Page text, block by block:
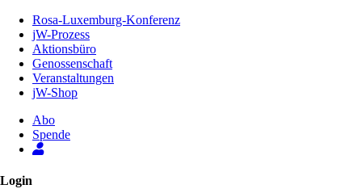
Inhalt
Seite
Rosa-Luxemburg-Konferenz
jW-Prozess
Aktionsbüro
Genossenschaft
Veranstaltungen
jW-Shop
Abo
Spende
Login